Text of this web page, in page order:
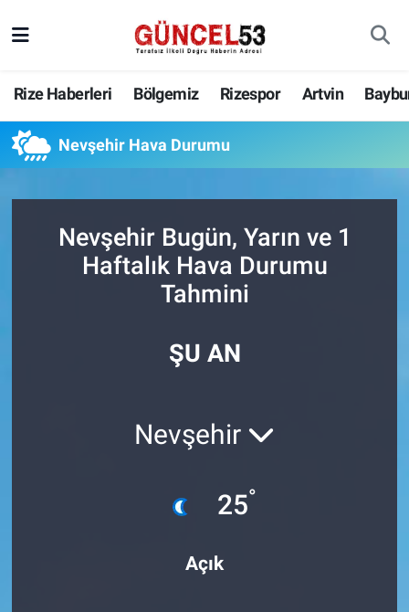
Rize Haberleri Bölgemiz Rizespor Artvin
Nevşehir Hava Durumu
Nevşehir Bugün, Yarın ve 1
Haftalık Hava Durumu
Tahmini
ŞU AN
Nevşehir
25°
Açık